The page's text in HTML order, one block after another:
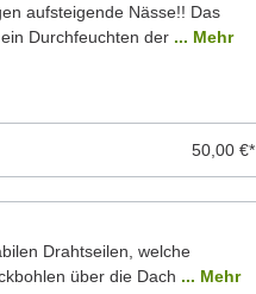
aufsteigende Nässe!! Das
Durchfeuchten der ... Mehr
50,00 €*
Drahtseilen, welche
über die Dach ... Mehr